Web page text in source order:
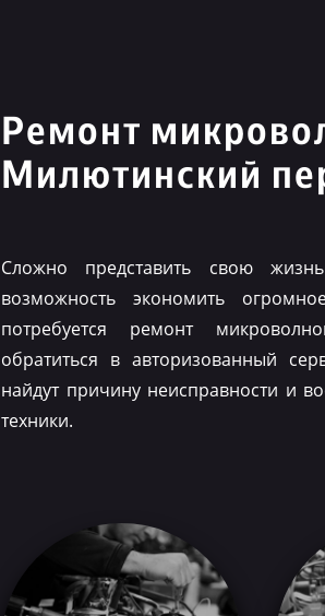
Ремонт
Милютинский
Сложно представить свою
возможность экономить
потребуется ремонт
обратиться в авторизованный
найдут причину неисправности и
техники.